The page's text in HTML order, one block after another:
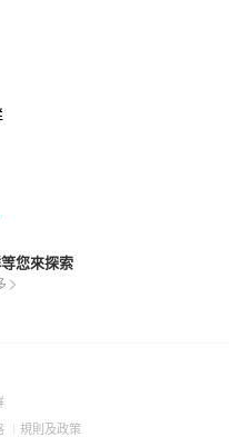
您來探索
(Open
(Open
規則及政策(Open